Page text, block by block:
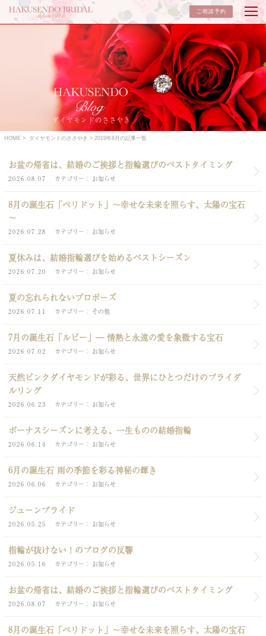
ご相談予約
HOME ダイヤモンドのささやき 2019年8月の記事一覧
ダイヤモンドのささやき
お盆の帰省は、結婚のご挨拶と指輪選びのベストタイミング
2026.08.07 カテゴリー お知らせ
8月の誕生石「ペリドット」～幸せな未来を照らす、太陽の宝石
～
2026.07.28 カテゴリー お知らせ
夏休みは、結婚指輪選びを始めるベストシーズン
2026.07.20 カテゴリー お知らせ
夏の忘れられないプロポーズ
2026.07.11 カテゴリー その他
7月の誕生石「ルビー」― 情熱と永遠の愛を象徴する宝石
2026.07.02 カテゴリー お知らせ
天然ピンクダイヤモンドが彩る、世界にひとつだけのブライダ
ルリング
2026.06.23 カテゴリー お知らせ
ボーナスシーズンに考える、一生ものの結婚指輪
2026.06.14 カテゴリー お知らせ
6月の誕生石 雨の季節を彩る神秘の輝き
2026.06.06 カテゴリー お知らせ
ジューンブライド
2026.05.25 カテゴリー お知らせ
指輪が抜けない！のブログの反響
2026.05.16 カテゴリー お知らせ
お盆の帰省は、結婚のご挨拶と指輪選びのベストタイミング
2026.08.07 カテゴリー お知らせ
8月の誕生石「ペリドット」～幸せな未来を照らす、太陽の宝石